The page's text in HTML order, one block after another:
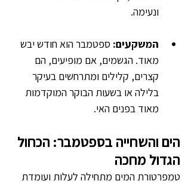
ונעימה.
המשקעים: ספטמבר הוא חודש יבש
מאוד. הגשמים, אם מופיעים, הם
קצרים, קלילים ומתרחשים בעיקר
בלילה או בשעות הבוקר המוקדמות
מאוד בפנים האי.
הים והשחייה בספטמבר: הכחול
הגדול מחכה
טמפרטורת המים מתחילה לעלות ועומדת